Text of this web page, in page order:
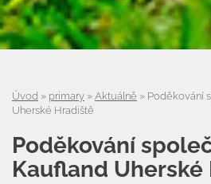
Úvod » primary » Aktuálně » Poděkování
Uherské Hradiště
Poděkování
Kaufland